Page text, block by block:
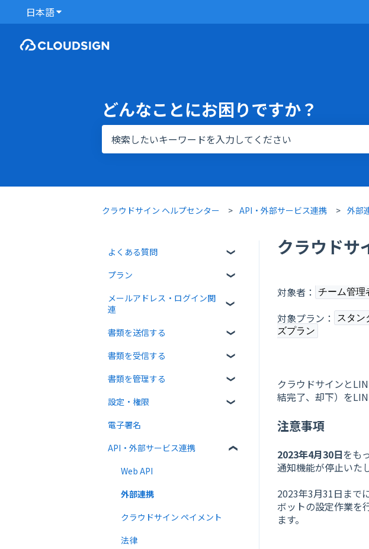
日本語翻訳のサブメニューを表示
どんなことにお困りですか？
クラウドサイン ヘルプセンター API・外部サービス連携 外部
クラウドサ
対象者： チーム管理
対象プラン： スタン
ズプラン
クラウドサインと
結完了、却下）を
注意事項
2023年4月30日をも
通知機能が停止いた
2023年3月31日まで
ボットの設定作業を
ます。
よくある質問
クラウドサインについて
書類について
プラン
無料プラン
メールアドレス・ログイン関
連
ログイン関連
書類を送信する
書類のアップロード・編集
宛先設定
一括送信
送信時の設定
送信後の操作
テンプレート
書類を受信する
受信者ガイド
書類の受信
書類を管理する
書類の確認
書類情報の入力
書類インポート
複数部署管理
設定・権限
個人設定
管理者向け設定
高度な設定をする
電子署名
API・外部サービス連携
Web API
外部連携
クラウドサイン ペイメント
法律